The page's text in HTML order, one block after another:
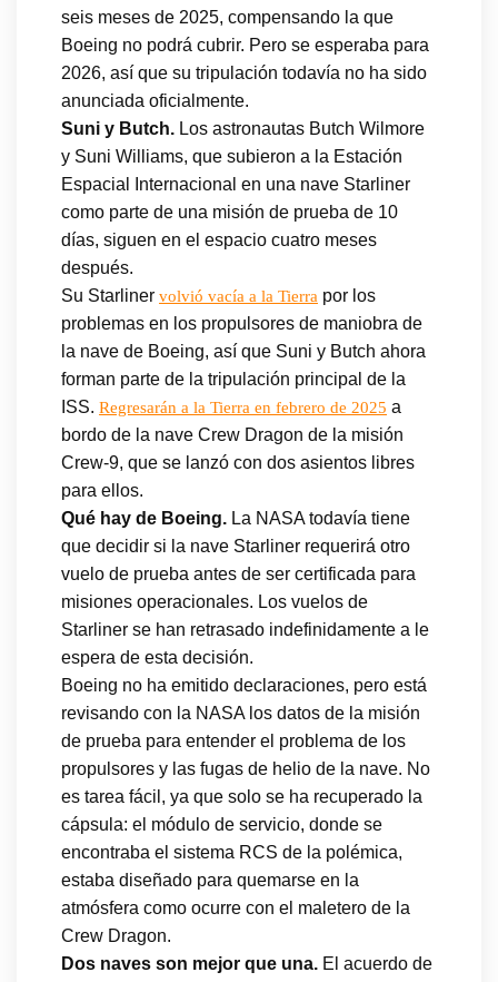
seis meses de 2025, compensando la que
Boeing no podrá cubrir. Pero se esperaba para
2026, así que su tripulación todavía no ha sido
anunciada oficialmente.
Suni y Butch. Los astronautas Butch Wilmore
y Suni Williams, que subieron a la Estación
Espacial Internacional en una nave Starliner
como parte de una misión de prueba de 10
días, siguen en el espacio cuatro meses
después.
Su Starliner volvió vacía a la Tierra por los
problemas en los propulsores de maniobra de
la nave de Boeing, así que Suni y Butch ahora
forman parte de la tripulación principal de la
ISS. Regresarán a la Tierra en febrero de 2025 a
bordo de la nave Crew Dragon de la misión
Crew-9, que se lanzó con dos asientos libres
para ellos.
Qué hay de Boeing. La NASA todavía tiene
que decidir si la nave Starliner requerirá otro
vuelo de prueba antes de ser certificada para
misiones operacionales. Los vuelos de
Starliner se han retrasado indefinidamente a le
espera de esta decisión.
Boeing no ha emitido declaraciones, pero está
revisando con la NASA los datos de la misión
de prueba para entender el problema de los
propulsores y las fugas de helio de la nave. No
es tarea fácil, ya que solo se ha recuperado la
cápsula: el módulo de servicio, donde se
encontraba el sistema RCS de la polémica,
estaba diseñado para quemarse en la
atmósfera como ocurre con el maletero de la
Crew Dragon.
Dos naves son mejor que una. El acuerdo de